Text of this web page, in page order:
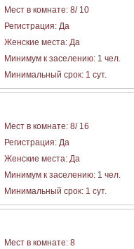
Мест в комнате: 8/ 10
Регистрация: Да
Женские места: Да
Минимум к заселению: 1 чел.
Минимальный срок: 1 сут.
Мест в комнате: 8/ 16
Регистрация: Да
Женские места: Да
Минимум к заселению: 1 чел.
Минимальный срок: 1 сут.
Мест в комнате: 8